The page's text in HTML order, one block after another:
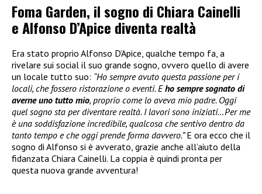
Foma Garden, il sogno di Chiara Cainelli
e Alfonso D’Apice diventa realtà
Era stato proprio Alfonso D’Apice, qualche tempo fa, a
rivelare sui social il suo grande sogno, ovvero quello di avere
un locale tutto suo: “Ho sempre avuto questa passione per i
locali, che fossero ristorazione o eventi. Eho sempre sognato di
averne uno tutto mio, proprio come lo aveva mio padre. Oggi
quel sogno sta per diventare realtà. I lavori sono iniziati…Per me
è una soddisfazione incredibile, qualcosa che sentivo dentro da
tanto tempo e che oggi prende forma davvero.”E ora ecco che il
sogno di Alfonso si è avverato, grazie anche all’aiuto della
fidanzata Chiara Cainelli. La coppia è quindi pronta per
questa nuova grande avventura!